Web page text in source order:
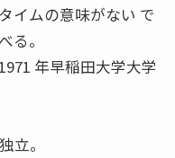
ムの意味がない で
。
年早稲田大学大学
立。